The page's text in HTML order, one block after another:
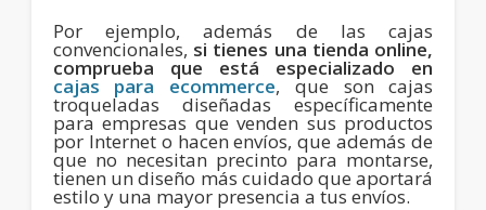
Por ejemplo, además de las cajas
convencionales, si tienes una tienda online,
comprueba que está especializado en
cajas para ecommerce, que son cajas
troqueladas diseñadas específicamente
para empresas que venden sus productos
por Internet o hacen envíos, que además de
que no necesitan precinto para montarse,
tienen un diseño más cuidado que aportará
estilo y una mayor presencia a tus envíos.